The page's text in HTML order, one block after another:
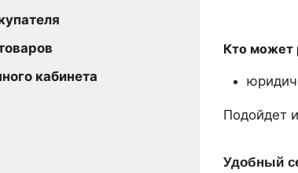
кабинета
Кто может
Подойдет
Удобный